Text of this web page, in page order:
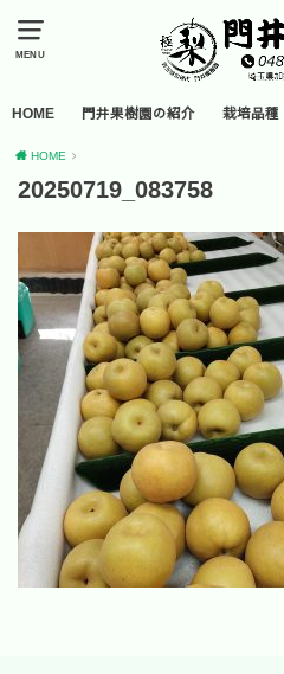
MENU
HOME 門井果樹園の紹介 栽培品種
HOME
20250719_083758